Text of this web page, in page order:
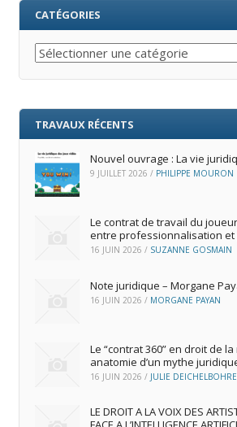
CATÉGORIES
Catégories
TRAVAUX RÉCENTS
Nouvel ouvrage : La vie
9 JUILLET 2026 / PHILIPPE MOURON
Le contrat de travail du
entre professionnalisation et
16 JUIN 2026 / SUZANNE GOSMAIN
Note juridique – Morgane
16 JUIN 2026 / MORGANE PAYAN
Le “contrat 360” en droit de
anatomie d’un mythe
16 JUIN 2026 / JULIE
LE DROIT A LA VOIX DES